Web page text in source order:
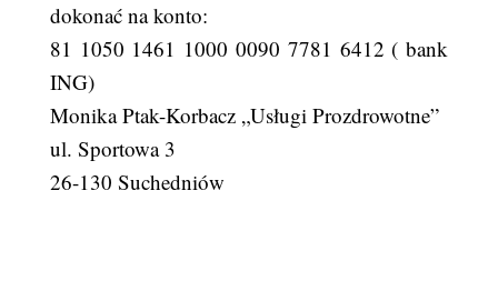
dokonać na konto:
81 1050 1461 1000 0090 7781 6412 ( bank
ING)
Monika Ptak-Korbacz „Usługi Prozdrowotne”
ul. Sportowa 3
26-130 Suchedniów